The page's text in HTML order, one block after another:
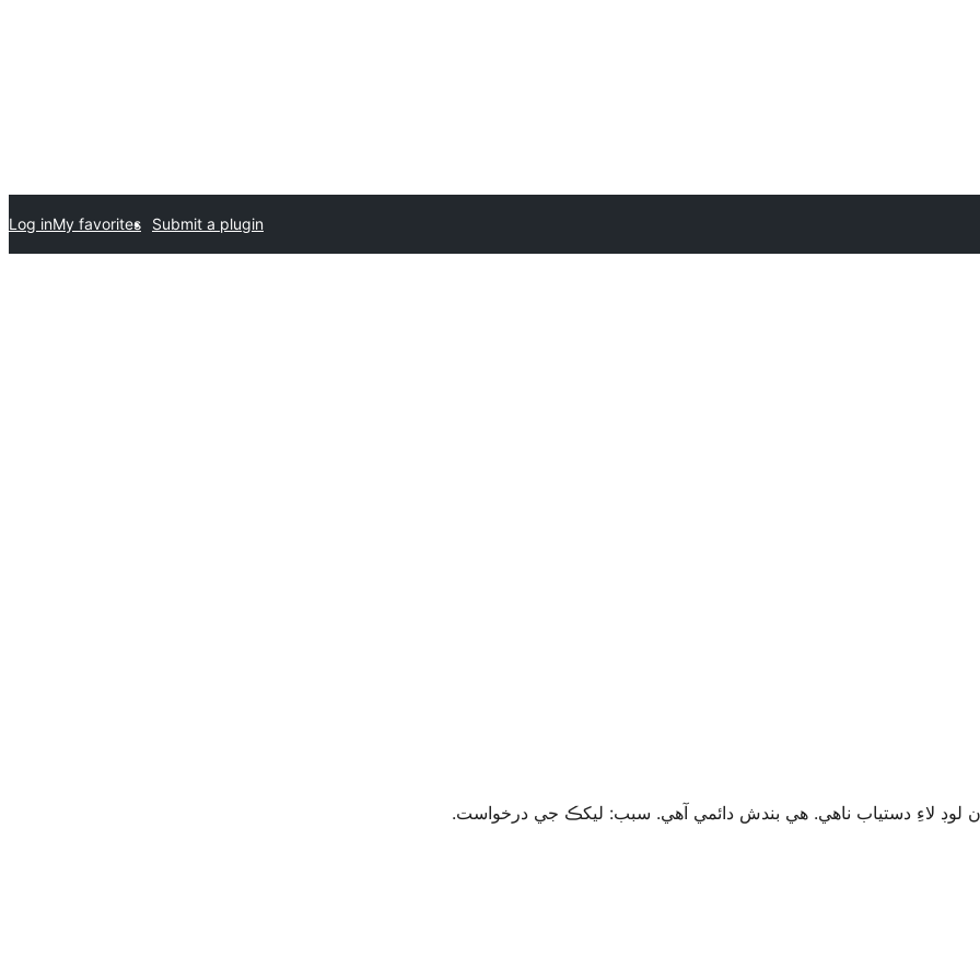
Submit a plugin
My favorites
Log in